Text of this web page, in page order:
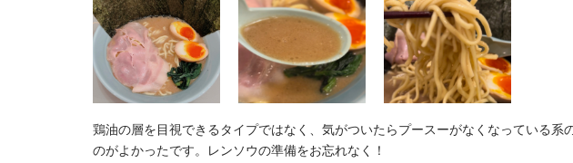
鶏油の層を目視できるタイプではなく、気がついたらプースーがなくなっている
のがよかったです。レンソウの準備をお忘れなく！